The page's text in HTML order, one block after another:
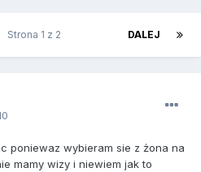
DALEJ
Strona 1 z 2
poniewaz wybieram sie z żona na
mamy wizy i niewiem jak to